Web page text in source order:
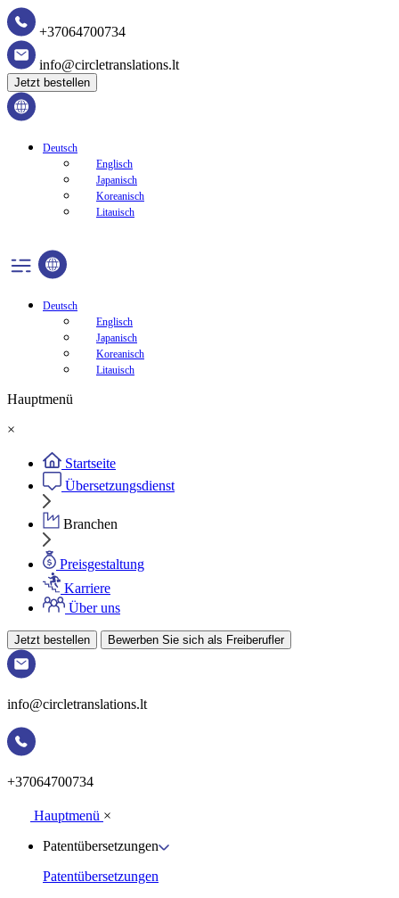
+37064700734
info@circletranslations.lt
Jetzt bestellen
Deutsch
Englisch
Japanisch
Koreanisch
Litauisch
Deutsch
Englisch
Japanisch
Koreanisch
Litauisch
Hauptmenü
×
Startseite
Übersetzungsdienst
Branchen
Preisgestaltung
Karriere
Über uns
Jetzt bestellen Bewerben Sie sich als Freiberufler
info@circletranslations.lt
+37064700734
Hauptmenü ×
Patentübersetzungen
Patentübersetzungen